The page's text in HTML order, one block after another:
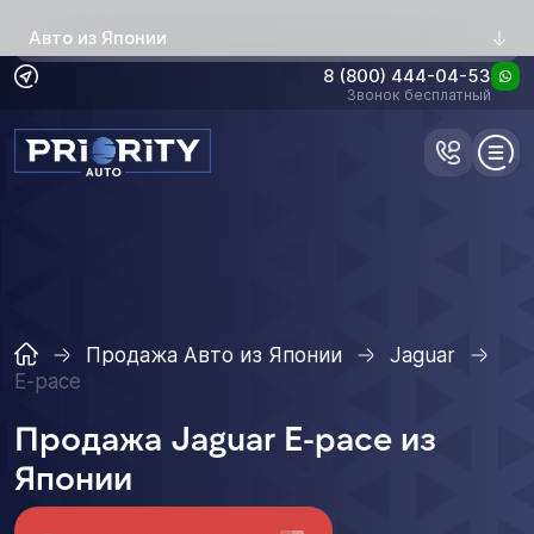
Авто из Японии
8 (800) 444-04-53
Звонок бесплатный
Продажа Авто из Японии
Jaguar
E-pace
Продажа Jaguar E-pace из
Японии